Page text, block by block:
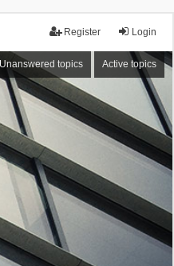
Login
Register
Unanswered topics Active topics